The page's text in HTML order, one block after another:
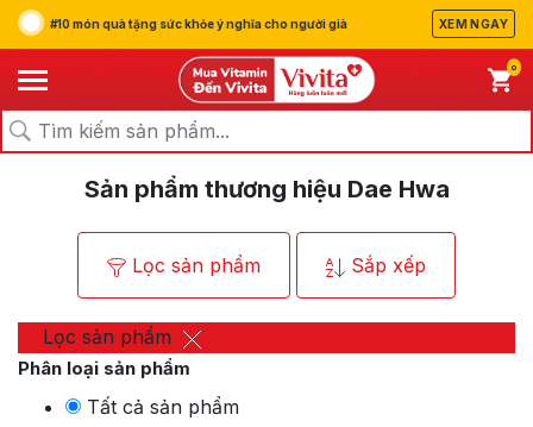
#10 món quà tặng sức khỏe ý nghĩa cho người già XEM NGAY
0
Trang chủ/Thương hiệu/
Sản phẩm thương hiệu Dae Hwa
Lọc sản phẩm Sắp xếp
Lọc sản phẩm
Phân loại sản phẩm
Tất cả sản phẩm